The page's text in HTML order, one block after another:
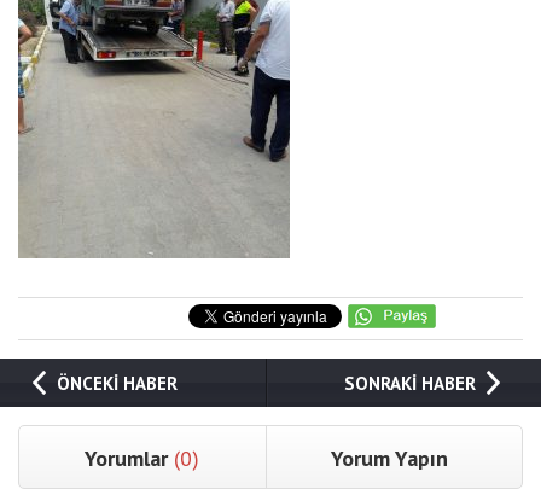
ÖNCEKİ HABER SONRAKİ HABER
Yorumlar (0) Yorum Yapın